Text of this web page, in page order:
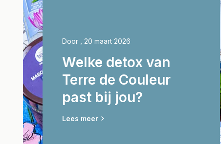
Door , 20 maart 2026
Welke detox van
Terre de Couleur
past bij jou?
Lees meer